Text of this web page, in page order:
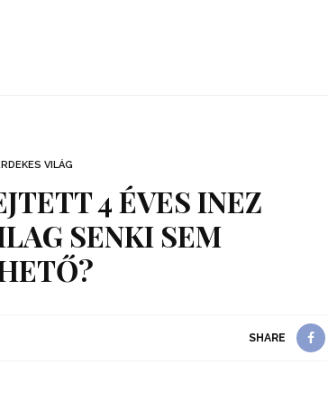
VILÁG
4 ÉVES INEZ
SENKI SEM
SHARE